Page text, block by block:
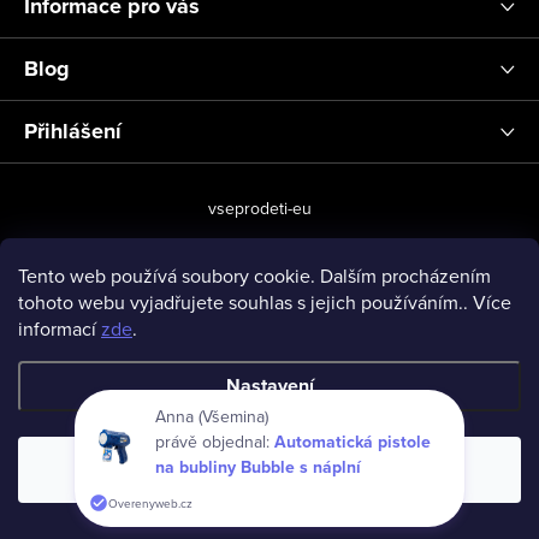
Tento web používá soubory cookie. Dalším procházením
tohoto webu vyjadřujete souhlas s jejich používáním.. Více
informacízde.
Nastavení
Souhlasím
Blog
Přihlášení
vseprodeti-eu
Copyright 2026www.vseprodeti.eu. Všechna práva vyhrazena.
Anna (Všemina)
právě objednal: Automatická pistole
na bubliny Bubble s náplní
Overenyweb.cz